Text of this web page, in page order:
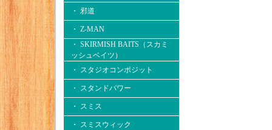
・ 邪道
・ Z-MAN
・ SKIRMISH BAITS（スカミ
ッシュベイツ）
・ スタジオコンポジット
・ スタンドパワー
・ スミス
・ スミスウィック